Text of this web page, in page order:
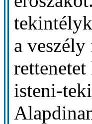
a
isteni-